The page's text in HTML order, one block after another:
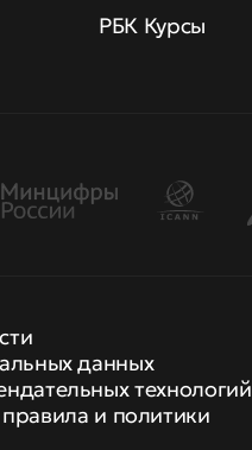
РБК Курсы
данных
технологий
правила и политики